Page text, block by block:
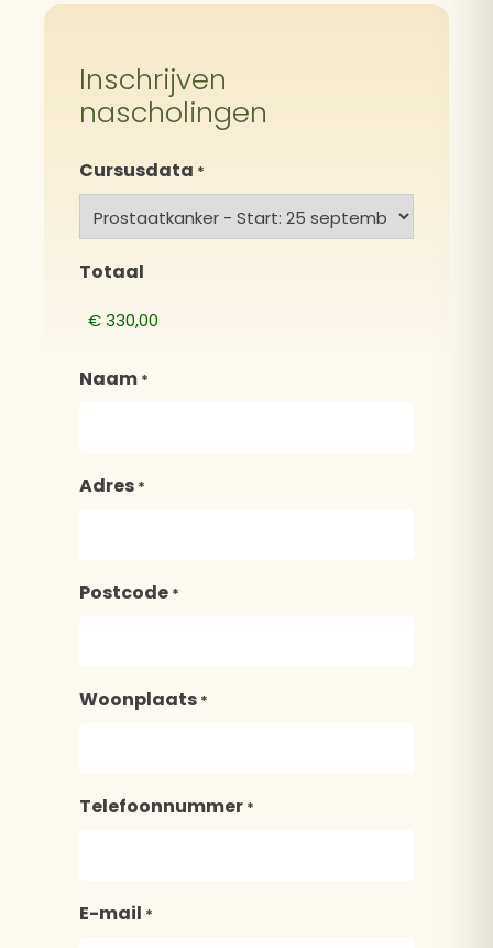
Inschrijven
nascholingen
Cursusdata *
Totaal
Naam *
Adres *
Postcode *
Woonplaats *
Telefoonnummer *
E-mail *